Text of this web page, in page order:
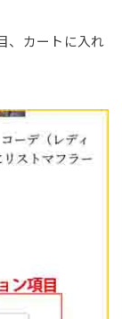
、カートに入れ